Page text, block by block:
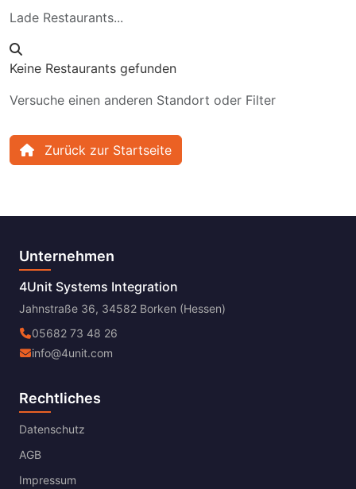
Lade Restaurants...
Keine Restaurants gefunden
Versuche einen anderen Standort oder Filter
Zurück zur Startseite
Unternehmen
4Unit Systems Integration
Jahnstraße 36, 34582 Borken (Hessen)
05682 73 48 26
info@4unit.com
Rechtliches
Datenschutz
AGB
Impressum